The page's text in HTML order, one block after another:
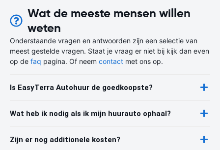
Wat de meeste mensen willen
weten
Onderstaande vragen en antwoorden zijn een selectie van
meest gestelde vragen. Staat je vraag er niet bij kijk dan even
op de faq pagina. Of neem contact met ons op.
Is EasyTerra Autohuur de goedkoopste?
Wat heb ik nodig als ik mijn huurauto ophaal?
Zijn er nog additionele kosten?